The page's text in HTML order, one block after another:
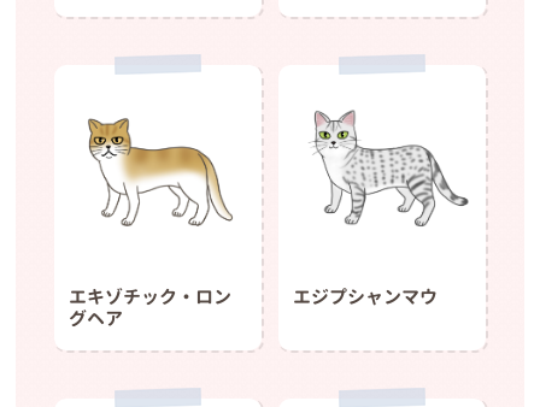
エキゾチック・ロン
グヘア
エジプシャンマウ